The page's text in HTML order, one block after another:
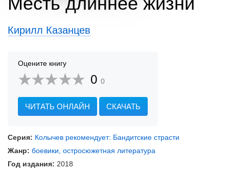
Кирилл Казанцев
Оцените книгу
0 0
ЧИТАТЬ ОНЛАЙН СКАЧАТЬ
Серия: Колычев рекомендует: Бандитские страсти
Жанр: боевики, остросюжетная литература
Год издания: 2018